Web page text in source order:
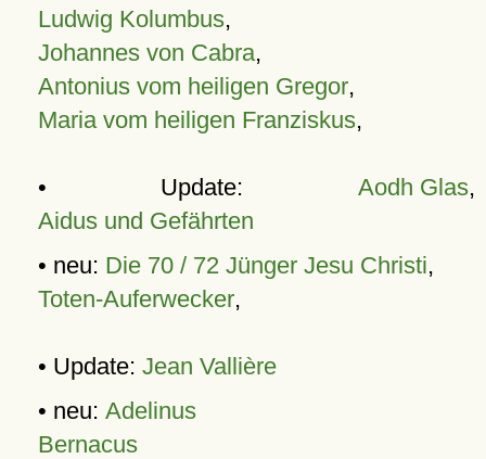
Ludwig Kolumbus,
Johannes von Cabra,
Antonius vom heiligen Gregor,
Maria vom heiligen Franziskus,
• Update: Aodh Glas,
Aidus und Gefährten
• neu: Die 70 / 72 Jünger Jesu Christi,
Toten-Auferwecker,
• Update: Jean Vallière
• neu: Adelinus
Bernacus